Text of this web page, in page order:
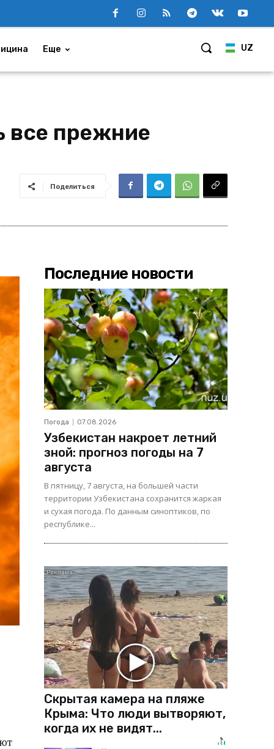
UZ
Еще
все прежние
Поделиться
Последние новости
Погода 07.08.2026
Узбекистан накроет летний
зной: прогноз погоды на 7
августа
В пятницу, 7 августа, на большей части
территории Узбекистана сохранится жаркая
и сухая погода. По данным синоптиков, по
республике...
Скрытая камера на пляже
Крыма: Что люди вытворяют,
когда их не видят...